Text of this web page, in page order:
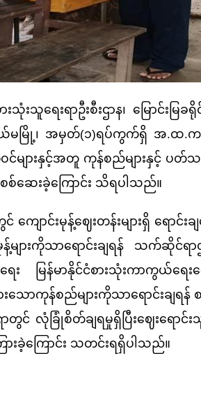
ေးရာဦးစီးဌာန၊ မြောင်းမြခ
ယ်မမြို့၊‌ အမှတ်(၁)ရပ်ကွက်ရှိ အ.ထ.က(
င်များနှင့်အတူ ကုန်စည်များနှင့် ပ
စ်ဆေးခဲ့ကြောင်း သိရပါသည်။
းမုန့်ဈေးတန်းများရှိ ရောင်းခ
းကိုသာရောင်းချရန် သက်ဆိုင်ရာဌ
စေရေး မြန်မာနိုင်ငံစားသုံးကာကွ
သောကုန်စည်များကိုသာရောင်းချရန်
င် လုံခြုံစိတ်ချရမှုရှိပြီးဈေးရောင်
ားခဲ့ကြောင်း သတင်းရရှိပါသည်။